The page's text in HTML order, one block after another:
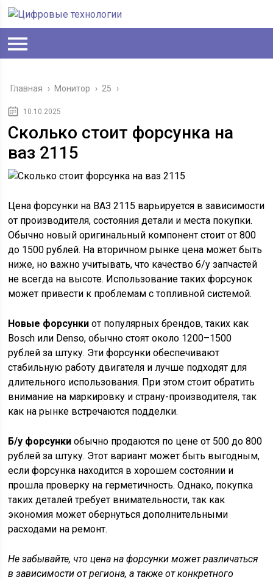
Главная › Монитор › 25 ›
10.10.2025
Сколько стоит форсунка на
ваз 2115
Цена форсунки на ВАЗ 2115 варьируется в зависимости
от производителя, состояния детали и места покупки.
Обычно новый оригинальный компонент стоит от 800
до 1500 рублей. На вторичном рынке цена может быть
ниже, но важно учитывать, что качество б/у запчастей
не всегда на высоте. Использование таких форсунок
может привести к проблемам с топливной системой.
Новые форсунки от популярных брендов, таких как
Bosch или Denso, обычно стоят около 1200–1500
рублей за штуку. Эти форсунки обеспечивают
стабильную работу двигателя и лучше подходят для
длительного использования. При этом стоит обратить
внимание на маркировку и страну-производителя, так
как на рынке встречаются подделки.
Б/у форсунки обычно продаются по цене от 500 до 800
рублей за штуку. Этот вариант может быть выгодным,
если форсунка находится в хорошем состоянии и
прошла проверку на герметичность. Однако, покупка
таких деталей требует внимательности, так как
экономия может обернуться дополнительными
расходами на ремонт.
Не забывайте, что цена на форсунки может различаться
в зависимости от региона, а также от конкретного